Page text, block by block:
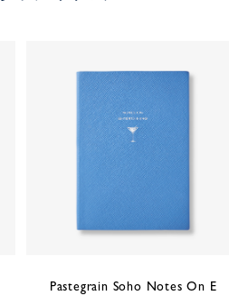
Pastegrain Soho Notes On E